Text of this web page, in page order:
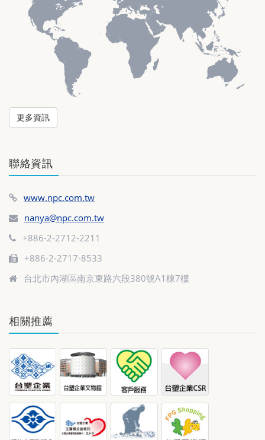
更多資訊
聯絡資訊
www.npc.com.tw
nanya@npc.com.tw
+886-2-2712-2211
+886-2-2717-8533
台北市內湖區南京東路六段380號A1棟7樓
相關推薦